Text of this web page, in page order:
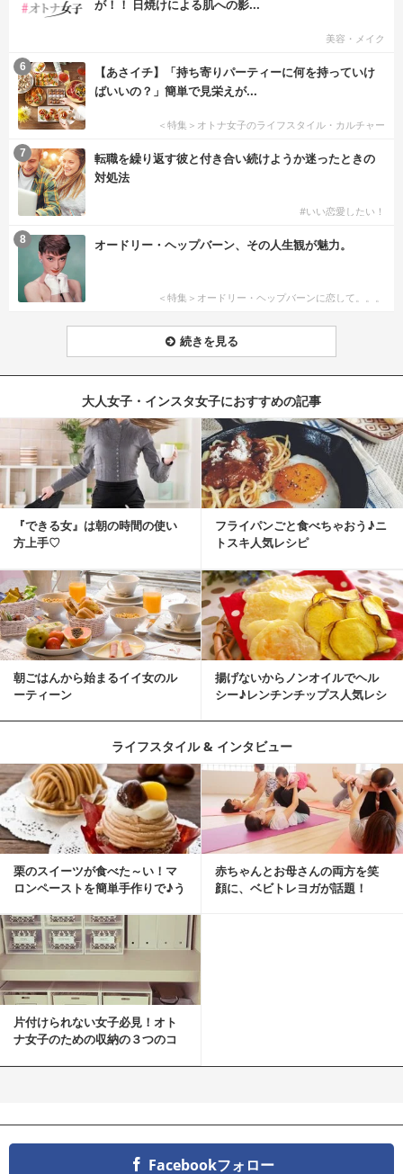
が！！ 日焼けによる肌への影...
美容・メイク
【あさイチ】「持ち寄りパーティーに何を持っていけ
ばいいの？」簡単で見栄えが...
＜特集＞オトナ女子のライフスタイル・カルチャー
6
転職を繰り返す彼と付き合い続けようか迷ったときの
対処法
#いい恋愛したい！
7
オードリー・ヘップバーン、その人生観が魅力。
＜特集＞オードリー・ヘップバーンに恋して。。。
8
続きを見る
大人女子・インスタ女子におすすめの記事
『できる女』は朝の時間の使い
方上手♡
フライパンごと食べちゃおう♪ニ
トスキ人気レシピ
朝ごはんから始まるイイ女のル
ーティーン
揚げないからノンオイルでヘル
シー♪レンチンチップス人気レシ
ライフスタイル & インタビュー
栗のスイーツが食べた～い！マ
ロンペーストを簡単手作りで♪う
赤ちゃんとお母さんの両方を笑
顔に、ベビトレヨガが話題！
片付けられない女子必見！オト
ナ女子のための収納の３つのコ
Facebookフォロー